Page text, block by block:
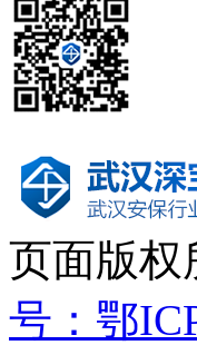
页面版
号：鄂